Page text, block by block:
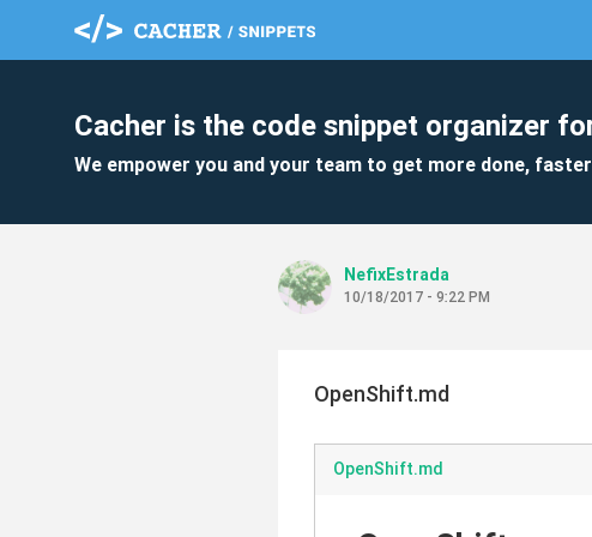
Cacher is the code snippet organizer
We empower you and your team to get more done, faster
NefixEstrada
10/18/2017 - 9:22 PM
OpenShift.md
OpenShift.md